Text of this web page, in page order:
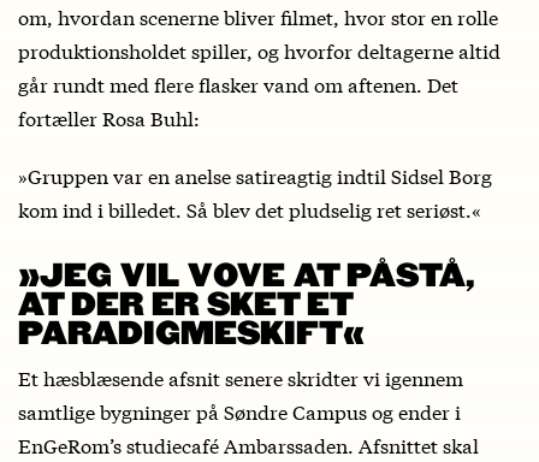
om, hvordan scenerne bliver filmet, hvor stor en rolle
produktionsholdet spiller, og hvorfor deltagerne altid
går rundt med flere flasker vand om aftenen. Det
fortæller Rosa Buhl:
»Gruppen var en anelse satireagtig indtil Sidsel Borg
kom ind i billedet. Så blev det pludselig ret seriøst.«
»JEG VIL VOVE AT PÅSTÅ,
AT DER ER SKET ET
PARADIGMESKIFT«
Et hæsblæsende afsnit senere skridter vi igennem
samtlige bygninger på Søndre Campus og ender i
EnGeRom’s studiecafé Ambarssaden. Afsnittet skal